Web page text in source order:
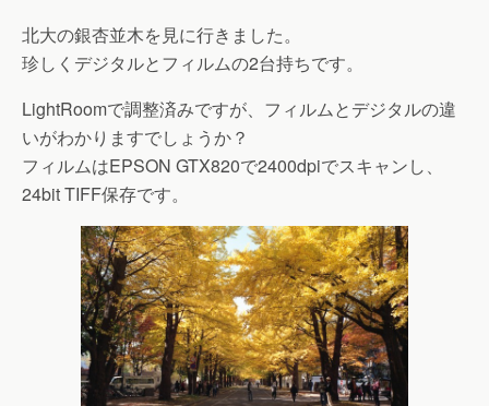
北大の銀杏並木を見に行きました。
珍しくデジタルとフィルムの2台持ちです。
LightRoomで調整済みですが、フィルムとデジタルの違
いがわかりますでしょうか？
フィルムはEPSON GTX820で2400dpiでスキャンし、
24bit TIFF保存です。